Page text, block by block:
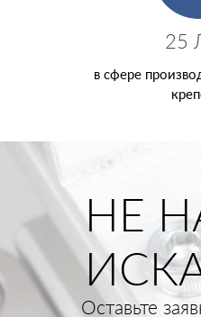
25
в сфере
НЕ
Оставьте